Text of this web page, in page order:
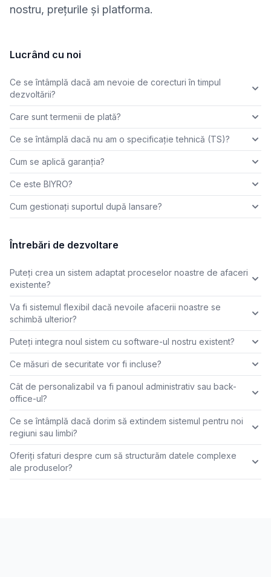
nostru, prețurile și platforma.
Lucrând cu noi
Ce se întâmplă dacă am nevoie de corecturi în timpul
dezvoltării?
Care sunt termenii de plată?
Ce se întâmplă dacă nu am o specificație tehnică (TS)?
Cum se aplică garanția?
Ce este BIYRO?
Cum gestionați suportul după lansare?
Întrebări de dezvoltare
Puteți crea un sistem adaptat proceselor noastre de afaceri
existente?
Va fi sistemul flexibil dacă nevoile afacerii noastre se
schimbă ulterior?
Puteți integra noul sistem cu software-ul nostru existent?
Ce măsuri de securitate vor fi incluse?
Cât de personalizabil va fi panoul administrativ sau back-
office-ul?
Ce se întâmplă dacă dorim să extindem sistemul pentru noi
regiuni sau limbi?
Oferiți sfaturi despre cum să structurăm datele complexe
ale produselor?